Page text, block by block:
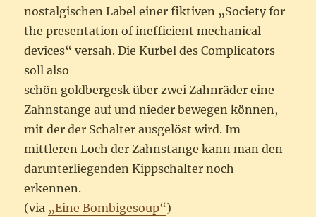
nostalgischen Label einer fiktiven „Society for
the presentation of inefficient mechanical
devices“ versah. Die Kurbel des Complicators
soll also
schön goldbergesk über zwei Zahnräder eine
Zahnstange auf und nieder bewegen können,
mit der der Schalter ausgelöst wird. Im
mittleren Loch der Zahnstange kann man den
darunterliegenden Kippschalter noch
erkennen.
(via „Eine Bombigesoup“)